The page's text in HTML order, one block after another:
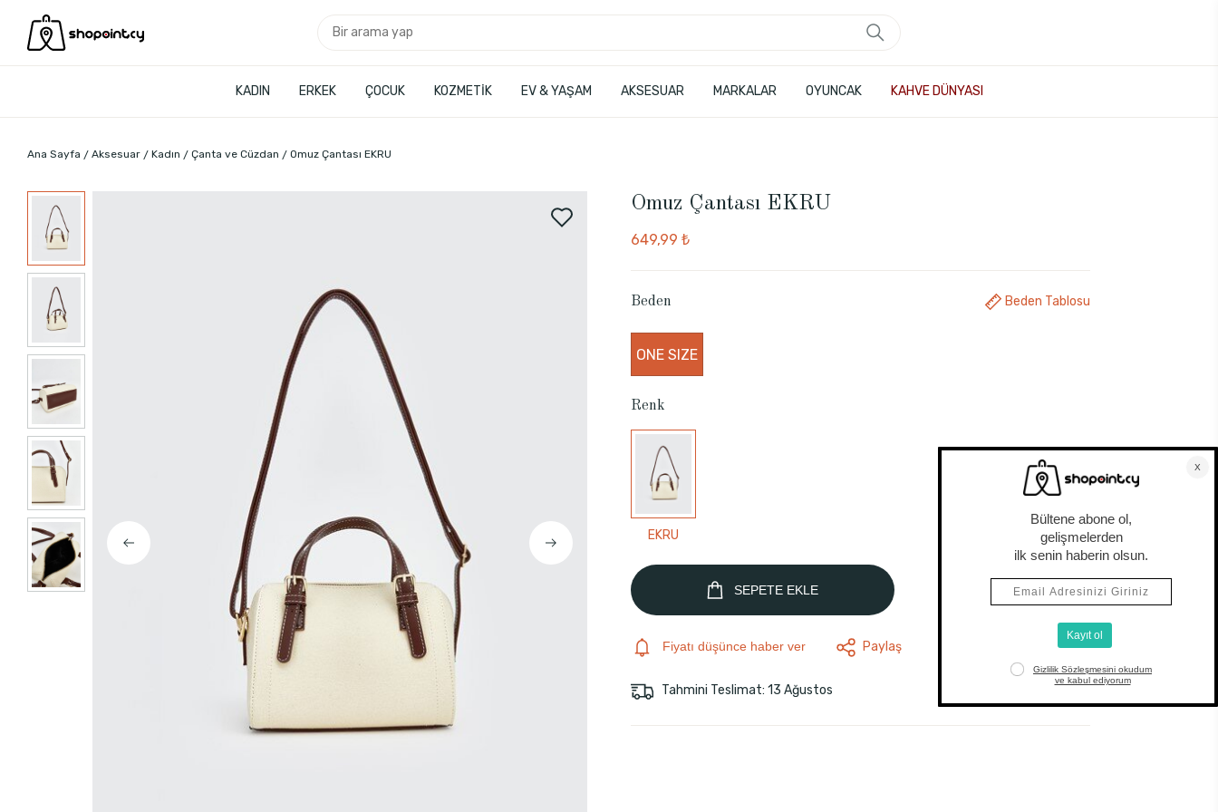
KADIN ERKEK ÇOCUK KOZMETİK EV & YAŞAM AKSESUAR MARKALAR OYUNCAK KAHVE DÜNYASI
Ana Sayfa Aksesuar Kadın Çanta ve Cüzdan Omuz Çantası EKRU
Omuz Çantası EKRU
649,99 ₺
Beden Beden Tablosu
ONE SIZE
Renk
EKRU
SEPETE EKLE
Fiyatı düşünce haber ver Paylaş
Tahmini Teslimat: 13 Ağustos